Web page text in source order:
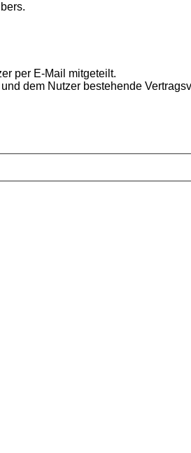
per E-Mail mitgeteilt.
dem Nutzer bestehende